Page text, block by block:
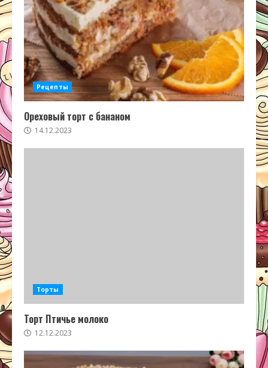
Рецепты
Ореховый торт с бананом
14.12.2023
Торты
Торт Птичье молоко
12.12.2023